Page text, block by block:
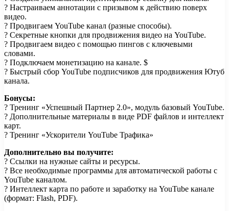
? Настраиваем аннотации с призывом к действию поверх
видео.
? Продвигаем YouTube канал (разные способы).
? Секретные кнопки для продвижения видео на YouTube.
? Продвигаем видео с помощью пингов с ключевыми
словами.
? Подключаем монетизацию на канале. $
? Быстрый сбор YouTube подписчиков для продвижения Ютуб
канала.
Бонусы:
? Тренинг «Успешный Партнер 2.0», модуль базовый YouTube.
? Дополнительные материалы в виде PDF файлов и интеллект
карт.
? Тренинг «Ускорители YouTube Трафика»
Дополнительно вы получите:
? Ссылки на нужные сайты и ресурсы.
? Все необходимые программы для автоматической работы с
YouTube каналом.
? Интеллект карта по работе и заработку на YouTube канале
(формат: Flash, PDF).